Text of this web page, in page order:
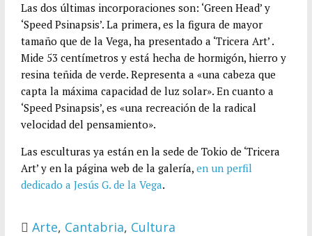
Las dos últimas incorporaciones son: ‘Green Head’ y
‘Speed Psinapsis’. La primera, es la figura de mayor
tamaño que de la Vega, ha presentado a ‘Tricera Art’ .
Mide 53 centímetros y está hecha de hormigón, hierro y
resina teñida de verde. Representa a «una cabeza que
capta la máxima capacidad de luz solar». En cuanto a
‘Speed Psinapsis’, es «una recreación de la radical
velocidad del pensamiento».
Las esculturas ya están en la sede de Tokio de ‘Tricera
Art’ y en la página web de la galería, en un perfil
dedicado a Jesús G. de la Vega.
Arte, Cantabria, Cultura